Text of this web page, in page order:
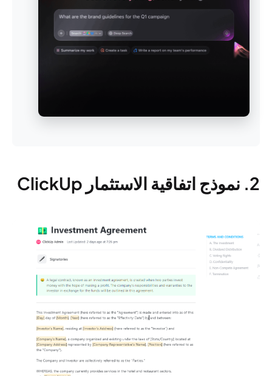
2. نموذج اتفاقية الاستثمار ClickUp